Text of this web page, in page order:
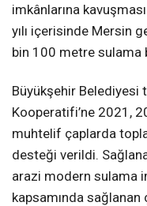
imkânlarına
yılı içerisinde Mersin
bin 100 metre sulama
Büyükşehir Belediyesi
Kooperatifi’ne 2021,
muhtelif çaplarda
desteği verildi.
arazi modern sulama
kapsamında sağlanan